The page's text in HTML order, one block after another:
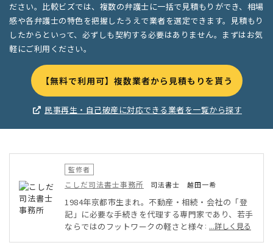
ださい。比較ビズでは、複数の弁護士に一括で見積もりができ、相場
感や各弁護士の特色を把握したうえで業者を選定できます。見積もり
したからといって、必ずしも契約する必要はありません。まずはお気
軽にご利用ください。
【無料で利用可】複数業者から見積もりを貰う
民事再生・自己破産に対応できる業者を一覧から探す
監修者
こしだ司法書士事務所 司法書士 越田一希
1984年京都市生まれ。不動産・相続・会社の「登
記」に必要な手続きを代理する専門家であり、若手
ならではのフットワークの軽さと様々な職業経験で
...詳しく見る